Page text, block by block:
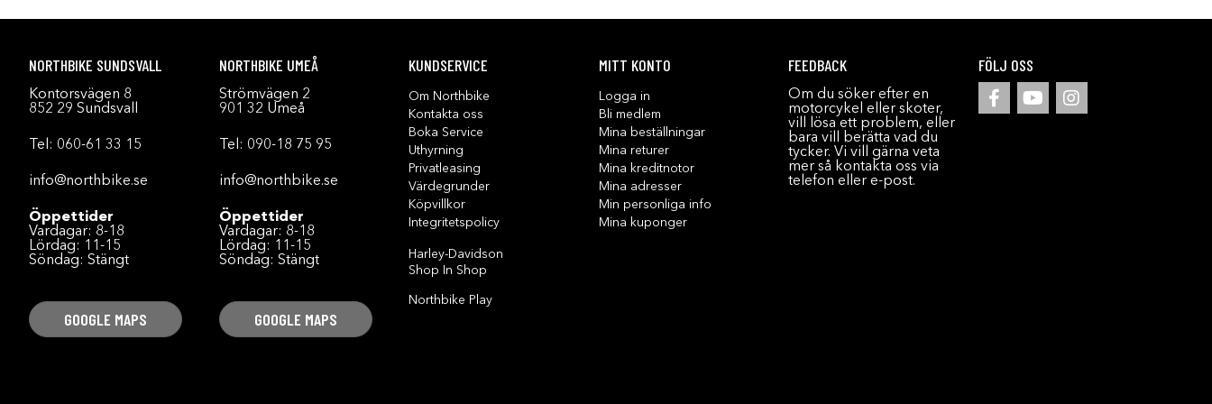
NORTHBIKE SUNDSVALL
Kontorsvägen 8
852 29 Sundsvall
Tel: 060-61 33 15
info@northbike.se
Öppettider
Vardagar: 8-18
Lördag: 11-15
Söndag: Stängt
GOOGLE MAPS
NORTHBIKE UMEÅ
Strömvägen 2
901 32 Umeå
Tel: 090-18 75 95
info@northbike.se
Öppettider
Vardagar: 8-18
Lördag: 11-15
Söndag: Stängt
GOOGLE MAPS
KUNDSERVICE
Om Northbike
Kontakta oss
Boka Service
Uthyrning
Privatleasing
Värdegrunder
Köpvillkor
Integritetspolicy
Harley-Davidson
Shop In Shop
Northbike Play
MITT KONTO
Logga in
Bli medlem
Mina beställningar
Mina returer
Mina kreditnotor
Mina adresser
Min personliga info
Mina kuponger
FEEDBACK
Om du söker efter en
motorcykel eller skoter,
vill lösa ett problem, eller
bara vill berätta vad du
tycker. Vi vill gärna veta
mer så kontakta oss via
telefon eller e-post.
FÖLJ OSS